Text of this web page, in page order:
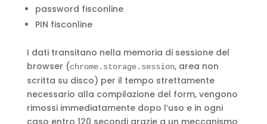
password fisconline
PIN fisconline
I dati transitano nella memoria di sessione del
browser (chrome.storage.session, area non
scritta su disco) per il tempo strettamente
necessario alla compilazione del form, vengono
rimossi immediatamente dopo l’uso e in ogni
caso entro 120 secondi grazie a un meccanismo